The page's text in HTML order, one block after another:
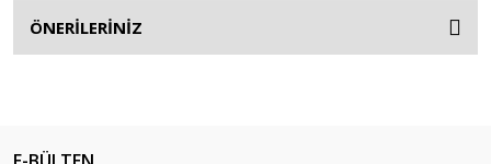
ÖNERİLERİNİZ